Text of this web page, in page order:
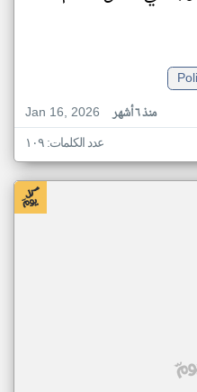
Jan 16, 2026
منذ ٦ أشهر
عدد الكلمات: ١٠٩